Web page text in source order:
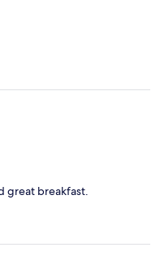
great breakfast.